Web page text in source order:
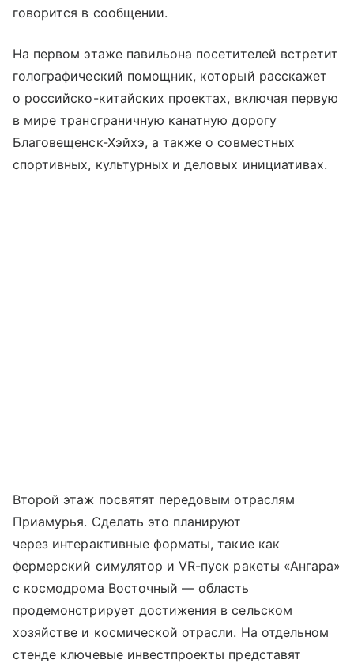
говорится в сообщении.
На первом этаже павильона посетителей встретит
голографический помощник, который расскажет
о российско-китайских проектах, включая первую
в мире трансграничную канатную дорогу
Благовещенск-Хэйхэ, а также о совместных
спортивных, культурных и деловых инициативах.
Второй этаж посвятят передовым отраслям
Приамурья. Сделать это планируют
через интерактивные форматы, такие как
фермерский симулятор и VR-пуск ракеты «Ангара»
с космодрома Восточный — область
продемонстрирует достижения в сельском
хозяйстве и космической отрасли. На отдельном
стенде ключевые инвестпроекты представят